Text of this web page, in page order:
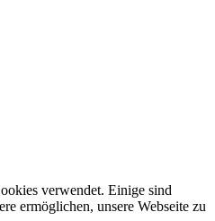
verwendet. Einige sind
ermöglichen, unsere Webseite zu